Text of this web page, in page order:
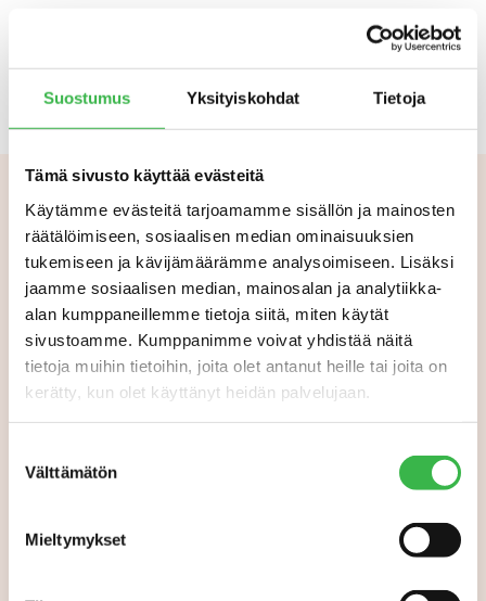
Suostumus Yksityiskohdat Tietoja
Tämä sivusto käyttää evästeitä
Käytämme evästeitä tarjoamamme sisällön ja mainosten
räätälöimiseen, sosiaalisen median ominaisuuksien
tukemiseen ja kävijämäärämme analysoimiseen. Lisäksi
jaamme sosiaalisen median, mainosalan ja analytiikka-
alan kumppaneillemme tietoja siitä, miten käytät
sivustoamme. Kumppanimme voivat yhdistää näitä
tietoja muihin tietoihin, joita olet antanut heille tai joita on
kerätty, kun olet käyttänyt heidän palvelujaan.
valinta
Välttämätön
Mieltymykset
Tamminen Pasi, Lihatukku Harri Tamminen Oy – varajäsen
Aiheeseen liittyvää